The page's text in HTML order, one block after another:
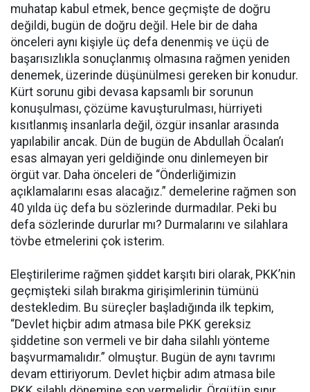
muhatap kabul etmek, bence geçmişte de doğru
değildi, bugün de doğru değil. Hele bir de daha
önceleri aynı kişiyle üç defa denenmiş ve üçü de
başarısızlıkla sonuçlanmış olmasına rağmen yeniden
denemek, üzerinde düşünülmesi gereken bir konudur.
Kürt sorunu gibi devasa kapsamlı bir sorunun
konuşulması, çözüme kavuşturulması, hürriyeti
kısıtlanmış insanlarla değil, özgür insanlar arasında
yapılabilir ancak. Dün de bugün de Abdullah Öcalan’ı
esas almayan yeri geldiğinde onu dinlemeyen bir
örgüt var. Daha önceleri de “Önderliğimizin
açıklamalarını esas alacağız.” demelerine rağmen son
40 yılda üç defa bu sözlerinde durmadılar. Peki bu
defa sözlerinde dururlar mı? Durmalarını ve silahlara
tövbe etmelerini çok isterim.
Eleştirilerime rağmen şiddet karşıtı biri olarak, PKK’nin
geçmişteki silah bırakma girişimlerinin tümünü
destekledim. Bu süreçler başladığında ilk tepkim,
“Devlet hiçbir adım atmasa bile PKK gereksiz
şiddetine son vermeli ve bir daha silahlı yönteme
başvurmamalıdır.” olmuştur. Bugün de aynı tavrımı
devam ettiriyorum. Devlet hiçbir adım atmasa bile